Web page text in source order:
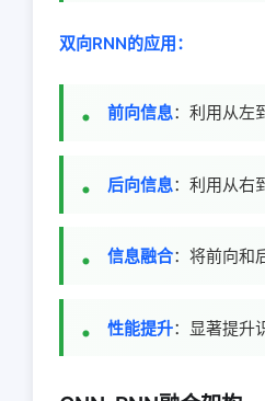
双向RNN的应用：
前向信息：利用从左
后向信息：利用从右
信息融合：将前向和
性能提升：显著提升